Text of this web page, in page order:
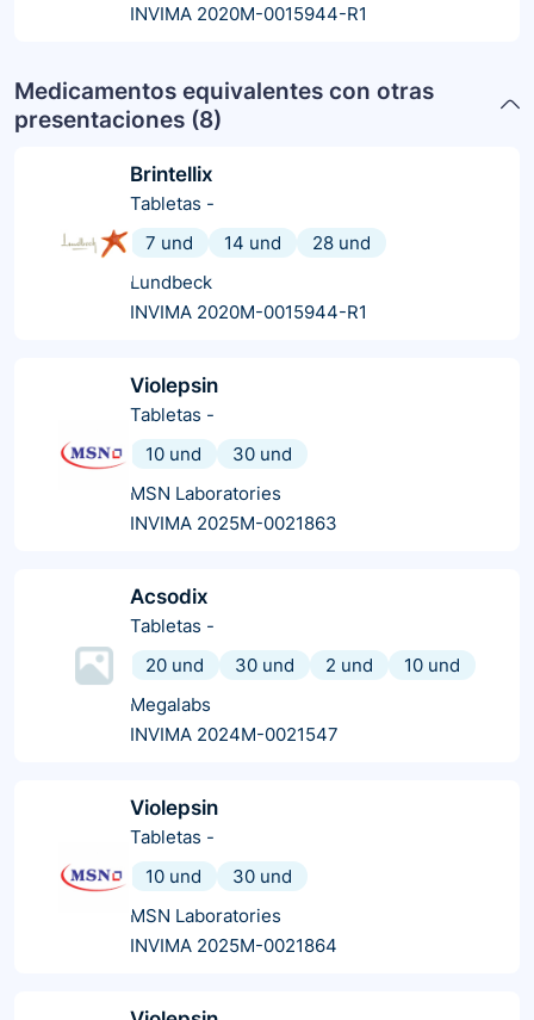
INVIMA 2020M-0015944-R1
Medicamentos equivalentes con otras
presentaciones (8)
Brintellix
Tabletas -
7 und
14 und
28 und
Lundbeck
INVIMA 2020M-0015944-R1
Violepsin
Tabletas -
10 und
30 und
MSN Laboratories
INVIMA 2025M-0021863
Acsodix
Tabletas -
20 und
30 und 2 und
10 und
Megalabs
INVIMA 2024M-0021547
Violepsin
Tabletas -
10 und
30 und
MSN Laboratories
INVIMA 2025M-0021864